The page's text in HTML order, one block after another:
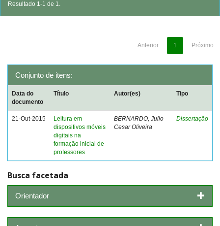
Resultado 1-1 de 1.
Anterior 1 Próximo
Conjunto de itens:
Data do
documento
Título Autor(es) Tipo
21-Out-2015
Leitura em
dispositivos móveis
digitais na
formação inicial de
professores
BERNARDO, Julio
Cesar Oliveira
Dissertação
Busca facetada
Orientador